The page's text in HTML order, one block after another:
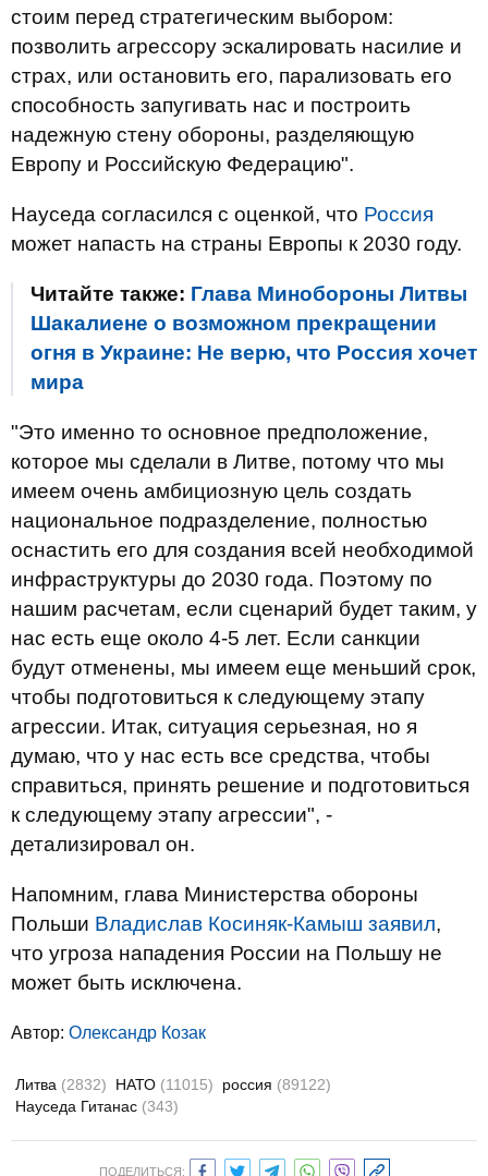
стоим перед стратегическим выбором:
позволить агрессору эскалировать насилие и
страх, или остановить его, парализовать его
способность запугивать нас и построить
надежную стену обороны, разделяющую
Европу и Российскую Федерацию".
Науседа согласился с оценкой, что Россия
может напасть на страны Европы к 2030 году.
Читайте также: Глава Минобороны Литвы
Шакалиене о возможном прекращении
огня в Украине: Не верю, что Россия хочет
мира
"Это именно то основное предположение,
которое мы сделали в Литве, потому что мы
имеем очень амбициозную цель создать
национальное подразделение, полностью
оснастить его для создания всей необходимой
инфраструктуры до 2030 года. Поэтому по
нашим расчетам, если сценарий будет таким, у
нас есть еще около 4-5 лет. Если санкции
будут отменены, мы имеем еще меньший срок,
чтобы подготовиться к следующему этапу
агрессии. Итак, ситуация серьезная, но я
думаю, что у нас есть все средства, чтобы
справиться, принять решение и подготовиться
к следующему этапу агрессии", -
детализировал он.
Напомним, глава Министерства обороны
Польши Владислав Косиняк-Камыш заявил,
что угроза нападения России на Польшу не
может быть исключена.
Автор: Олександр Козак
Литва (2832) НАТО (11015) россия (89122)
Науседа Гитанас (343)
ПОДЕЛИТЬСЯ: